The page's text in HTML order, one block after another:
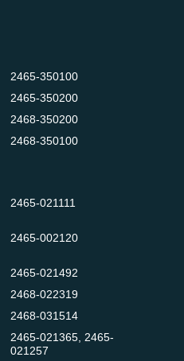
2465-350100
2465-350200
2468-350200
2468-350100
2465-021111
2465-002120
2465-021492
2468-022319
2468-031514
2465-021365, 2465-
021257